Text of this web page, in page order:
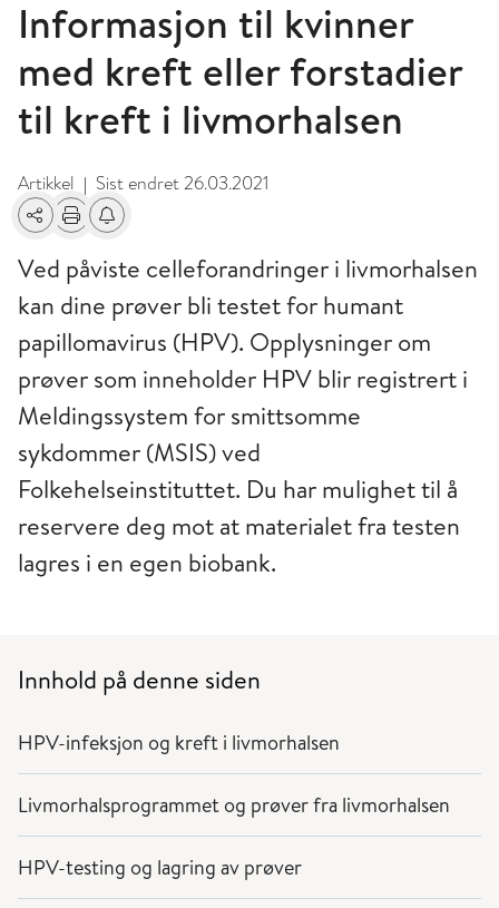
Informasjon til kvinner
med kreft eller forstadier
til kreft i livmorhalsen
Artikkel | Sist endret26.03.2021
Del Skriv utFå varsel om endringer
Ved påviste celleforandringer i livmorhalsen
kan dine prøver bli testet for humant
papillomavirus (HPV). Opplysninger om
prøver som inneholder HPV blir registrert i
Meldingssystem for smittsomme
sykdommer (MSIS) ved
Folkehelseinstituttet. Du har mulighet til å
reservere deg mot at materialet fra testen
lagres i en egen biobank.
Innhold på denne siden
HPV-infeksjon og kreft i livmorhalsen
Livmorhalsprogrammet og prøver fra livmorhalsen
HPV-testing og lagring av prøver